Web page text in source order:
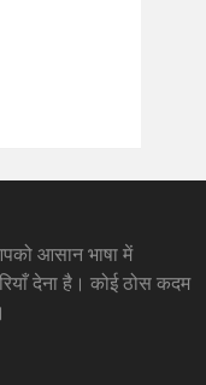
आसान भाषा में
देना है। कोई ठोस कदम